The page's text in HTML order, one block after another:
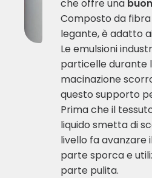
che offre una
Composto da fibra
legante, è adatto
Le emulsioni
particelle durante
macinazione
questo supporto
Prima che il
liquido smetta di
livello fa avanzare
parte sporca e
parte pulita.